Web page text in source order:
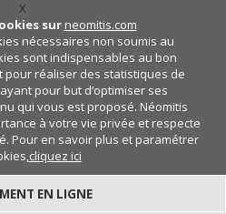
X
sur neomitis.com
nécessaires non soumis au
sont indispensables au bon
réaliser des statistiques de
pour but d’optimiser ses
qui vous est proposé. Néomitis
à votre vie privée et respecte
Pour en savoir plus et paramétrer
cliquez ici
EN LIGNE